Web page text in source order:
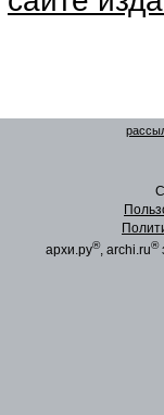
архи.ру®, archi.ru®